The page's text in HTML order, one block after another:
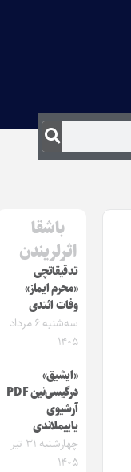
باشقا
اثرلریندن
تدقیقاتچی
«محرم ایماز»
وفات ائتدی
سه‌شنبه ۶ مرداد
۱۴۰۵
«ایشیق»
درگیسی‌نین PDF
آرشیوی
یاییملاندی
چهارشنبه ۳۱ تیر
۱۴۰۵